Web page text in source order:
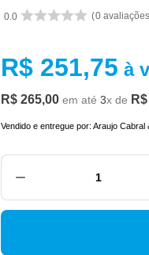
0.0 0
R$ 251,75 à
R$ 265,00 em até3x de R$
Vendido e entregue por:Araujo Cabral